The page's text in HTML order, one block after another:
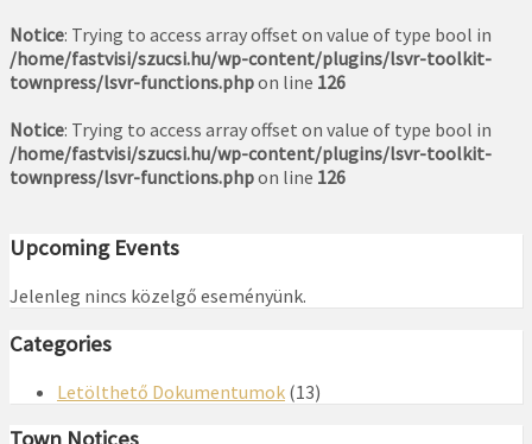
Notice: Trying to access array offset on value of type bool in
/home/fastvisi/szucsi.hu/wp-content/plugins/lsvr-toolkit-
townpress/lsvr-functions.phpon line 126
Notice: Trying to access array offset on value of type bool in
/home/fastvisi/szucsi.hu/wp-content/plugins/lsvr-toolkit-
townpress/lsvr-functions.phpon line 126
Upcoming Events
Jelenleg nincs közelgő eseményünk.
Categories
Letölthető Dokumentumok (13)